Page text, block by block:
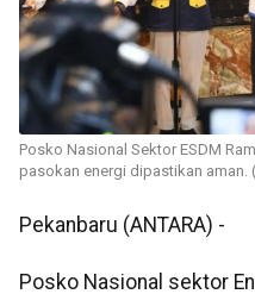
Posko Nasional Sektor ESDM
pasokan energi dipastikan aman.
Pekanbaru (ANTARA) -
Posko Nasional sektor